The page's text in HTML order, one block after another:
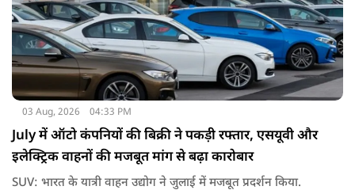
03 Aug, 2026 04:33 PM
July में ऑटो कंपनियों की बिक्री ने पकड़ी रफ्तार, एसयूवी और
इलेक्ट्रिक वाहनों की मजबूत मांग से बढ़ा कारोबार
SUV: भारत के यात्री वाहन उद्योग ने जुलाई में मजबूत प्रदर्शन किया.